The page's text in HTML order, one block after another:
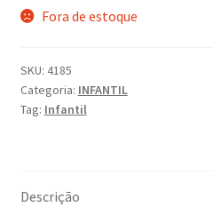
Fora de estoque
SKU: 4185
Categoria: INFANTIL
Tag: Infantil
Descrição